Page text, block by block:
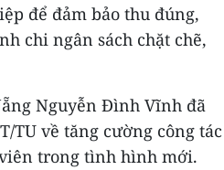
để đảm bảo thu đúng,
chi ngân sách chặt chẽ,
Nguyễn Đình Vĩnh đã
TU về tăng cường công tác
trong tình hình mới.